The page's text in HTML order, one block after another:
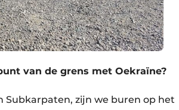
van de grens met Oekraïne?
Subkarpaten, zijn we buren op het